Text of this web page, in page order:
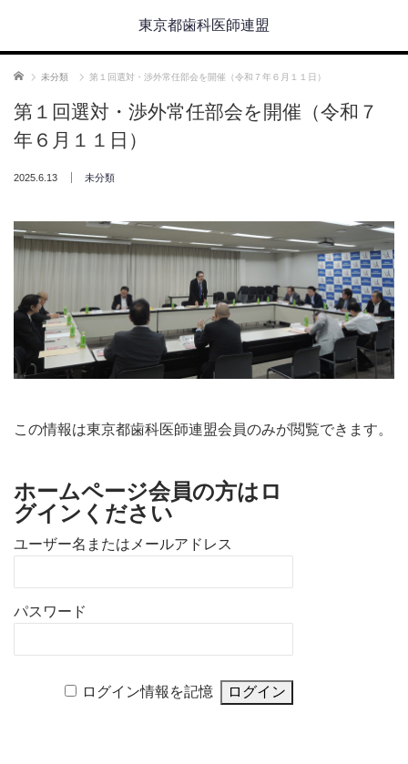
東京都歯科医師連盟
ホーム 未分類 第１回選対・渉外常任部会を開催（令和７年６月１１日）
第１回選対・渉外常任部会を開催（令和７
年６月１１日）
2025.6.13 未分類
この情報は東京都歯科医師連盟会員のみが閲覧できます。
ホームページ会員の方はロ
グインください
ユーザー名またはメールアドレス
パスワード
ログイン情報を記憶